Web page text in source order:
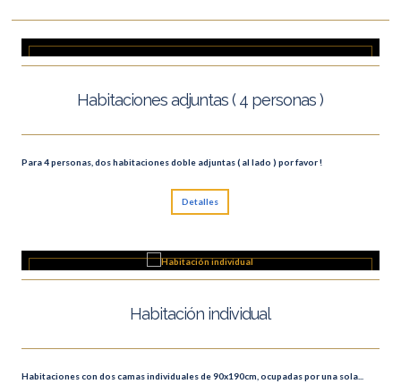
Habitaciones adjuntas ( 4 personas )
Para 4 personas, dos habitaciones doble adjuntas ( al lado ) por favor !
Detalles
Habitación individual
Habitaciones con dos camas individuales de 90x190cm, ocupadas por una sola...